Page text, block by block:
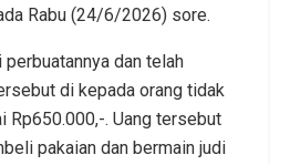
Rabu (24/6/2026) sore.
perbuatannya dan telah
di kepada orang tidak
Rp650.000,-. Uang tersebut
pakaian dan bermain judi